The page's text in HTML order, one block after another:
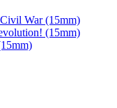
War (15mm)
(15mm)